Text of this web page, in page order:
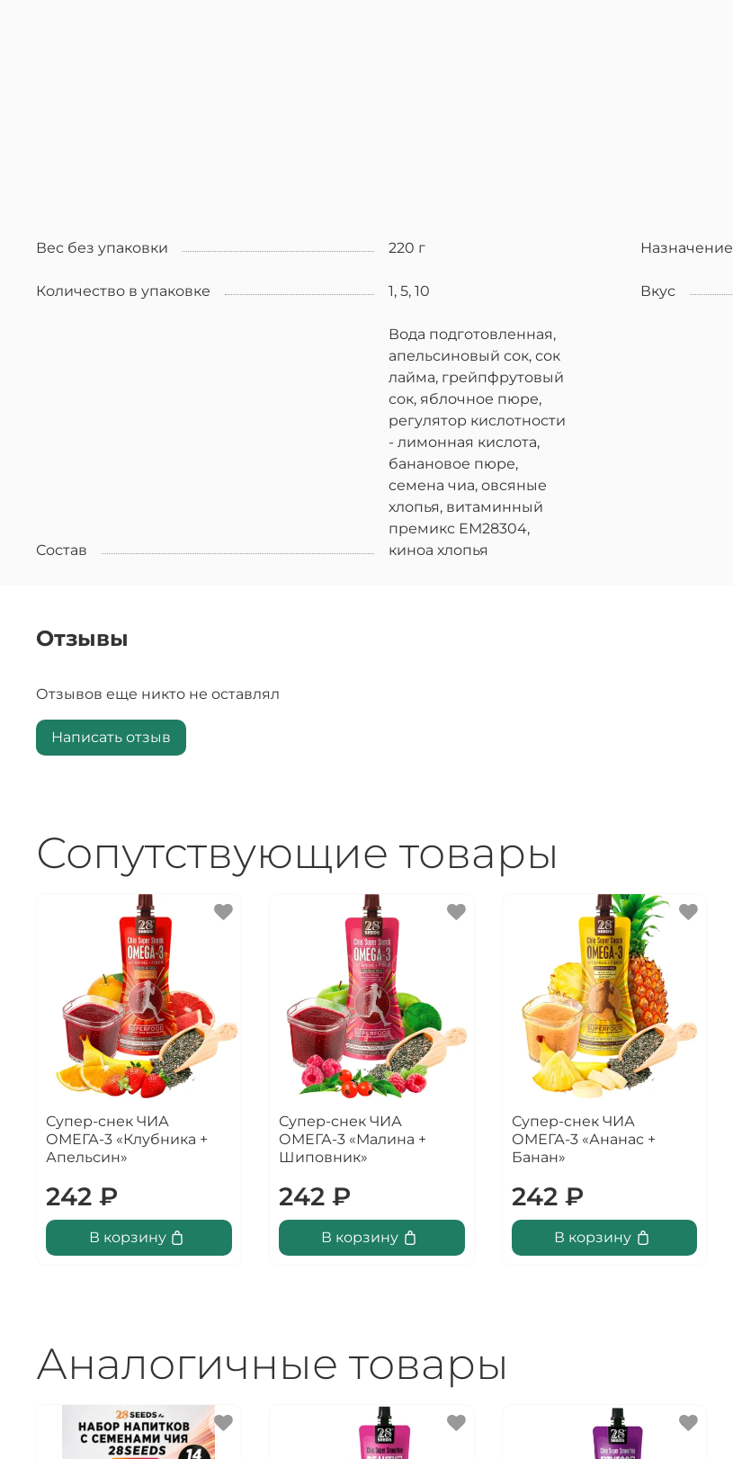
Вес без упаковки 220 г Назначение
Количество в упаковке 1, 5, 10 Вкус
Состав
Вода подготовленная,
апельсиновый сок, сок
лайма, грейпфрутовый
сок, яблочное пюре,
регулятор кислотности
- лимонная кислота,
банановое пюре,
семена чиа, овсяные
хлопья, витаминный
премикс ЕМ28304,
киноа хлопья
Отзывы
Отзывов еще никто не оставлял
Написать отзыв
Сопутствующие товары
Супер-снек ЧИА
ОМЕГА-3 «Клубника +
Апельсин»
242 ₽
В корзину
Супер-снек ЧИА
ОМЕГА-3 «Малина +
Шиповник»
242 ₽
В корзину
Супер-снек ЧИА
ОМЕГА-3 «Ананас +
Банан»
242 ₽
В корзину
Аналогичные товары